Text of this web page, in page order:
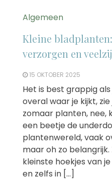
Algemeen
Kleine
verzorgen en
15 OKTOBER 2025
Het is best grappig
overal waar je kijkt,
zomaar planten, nee,
een beetje de
plantenwereld, vaak
maar oh zo
kleinste hoekjes van
en zelfs in […]